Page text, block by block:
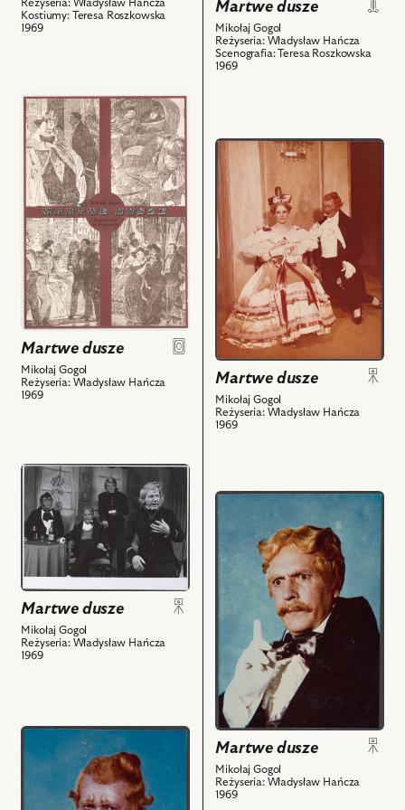
Reżyseria: Władysław Hańcza
Kostiumy: Teresa Roszkowska
1969
powiązanych
z
nim
obiektów
Martwe dusze
Mikołaj Gogol
Reżyseria: Władysław Hańcza
Scenografia: Teresa Roszkowska
1969
przejdź
do
obiektu
Martwe
dusze,
powiązanych
z
nim
obiektów
Martwe dusze
Mikołaj Gogol
Reżyseria: Władysław Hańcza
1969
przejdź
obiektu
Martwe
dusze,
Na
zdjęciu:
Anna
Nehrebecka
Córka
Wieńczysław
Gliński
-
nim
obiektów
Martwe dusze
Mikołaj Gogol
Reżyseria: Władysław Hańcza
1969
przejdź
do
obiektu
Martwe
dusze,
Na
zdjęciu:
Wiktor
Nanowski
-
Wyrzykowski
-
Maniłow,
Tadeusz
Martwe dusze
Mikołaj Gogol
Reżyseria: Władysław Hańcza
1969
przejdź
obiektu
Martwe
dusze,
Na
zdjęciu:
Marian
Wyrzykowski
Maniłow
powiązanych
nim
obiektów
Martwe dusze
Mikołaj Gogol
Reżyseria: Władysław Hańcza
1969
przejdź
do
obiektu
Martwe